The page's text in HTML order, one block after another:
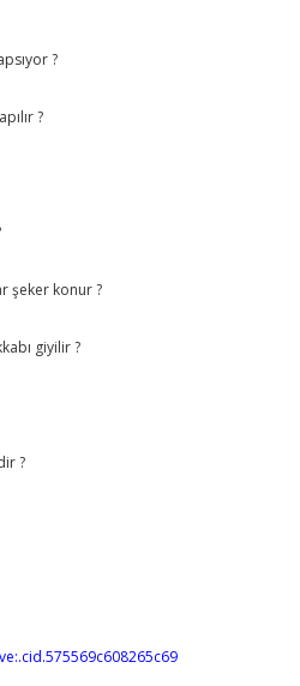
?
?
şeker konur ?
giyilir ?
?